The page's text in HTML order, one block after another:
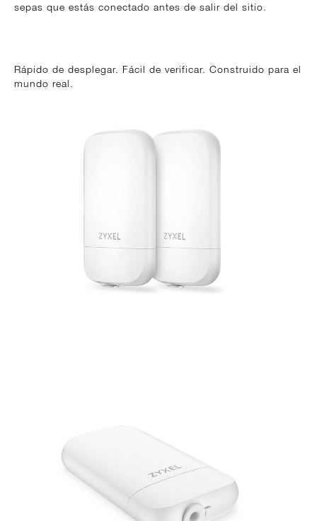
sepas que estás conectado antes de salir del sitio.
Rápido de desplegar. Fácil de verificar. Construido para el
mundo real.